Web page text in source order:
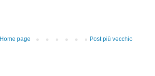
Post più vecchio
Home page